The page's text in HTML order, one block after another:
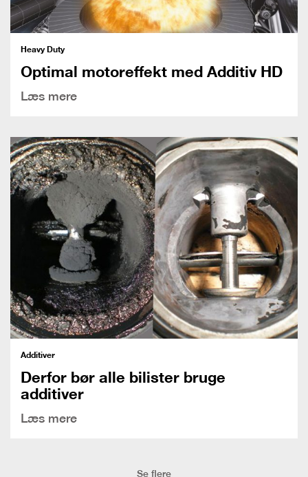
Heavy Duty
Optimal motoreffekt med Additiv HD
Læs mere
Additiver
Derfor bør alle bilister bruge
additiver
Læs mere
Se flere